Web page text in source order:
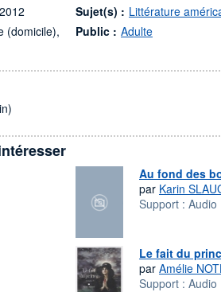
(domicile),
Sujet(s) : Littérature
Public : Adulte
Au fond des
par Karin
Support : Audio
Le fait du
par Amélie
Support : Audio